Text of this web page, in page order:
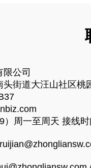
公司
街道大汪山社区桃
）周一至周天 接线